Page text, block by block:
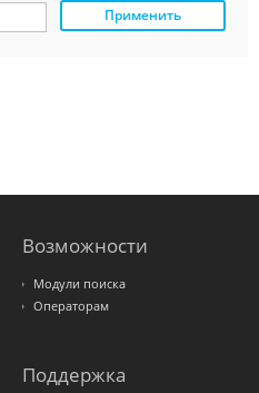
Применить
Возможности
Модули поиска
Операторам
Поддержка